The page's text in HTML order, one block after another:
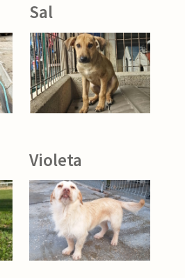
Sal
Violeta